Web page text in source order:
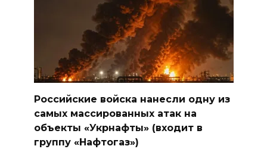
Российские войска нанесли одну из
самых массированных атак на
объекты «Укрнафты» (входит в
группу «Нафтогаз»)